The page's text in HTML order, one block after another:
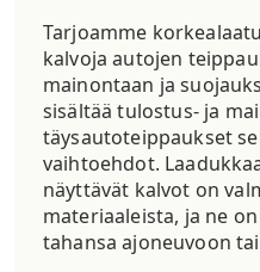
Tarjoamme
kalvoja autojen
mainontaan ja
sisältää tulostus- ja
täysautoteippaukset
vaihtoehdot.
näyttävät kalvot on
materiaaleista, ja ne
tahansa ajoneuvoon